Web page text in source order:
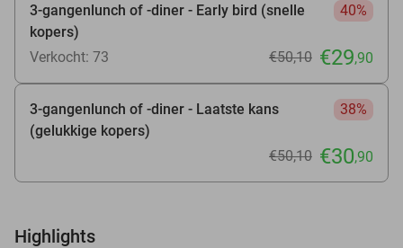
3-gangenlunch of -diner - Early bird (snelle
kopers)
40%
Verkocht: 73 €50,10 €29,90
3-gangenlunch of -diner - Laatste kans
(gelukkige kopers)
38%
€50,10 €30,90
Highlights